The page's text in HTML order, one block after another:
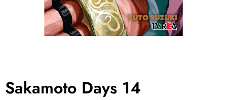
Sakamoto Days 14